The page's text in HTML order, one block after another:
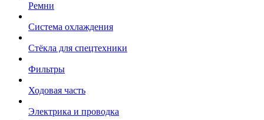
Ремни
Система охлаждения
Стёкла для спецтехники
Фильтры
Ходовая часть
Электрика и проводка